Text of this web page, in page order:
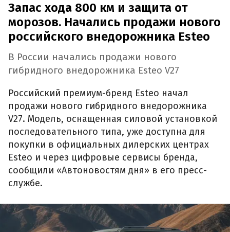
Запас хода 800 км и защита от
морозов. Начались продажи нового
российского внедорожника Esteo
В России начались продажи нового
гибридного внедорожника Esteo V27
Российский премиум-бренд Esteo начал
продажи нового гибридного внедорожника
V27. Модель, оснащенная силовой установкой
последовательного типа, уже доступна для
покупки в официальных дилерских центрах
Esteo и через цифровые сервисы бренда,
сообщили «Автоновостям дня» в его пресс-
службе.